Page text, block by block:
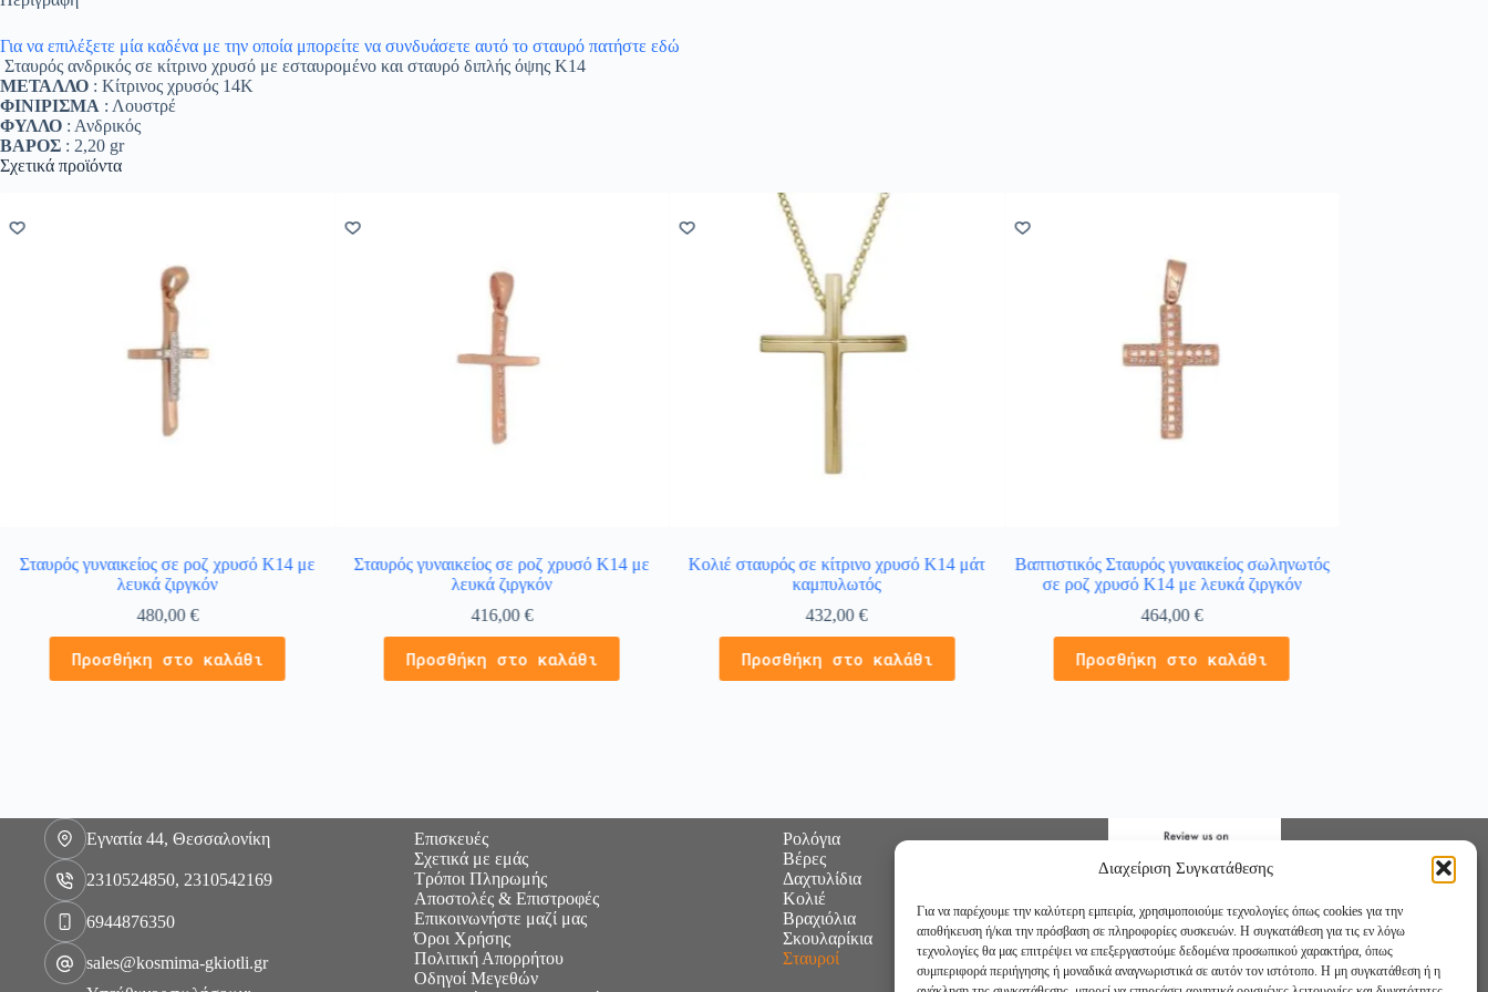
Διαχείριση Συγκατάθεσης
Για να παρέχουμε την καλύτερη εμπειρία, χρησιμοποιούμε τεχνολογίες όπως cookies για την
αποθήκευση ή/και την πρόσβαση σε πληροφορίες συσκευών. Η συγκατάθεση για τις εν λόγω
τεχνολογίες θα μας επιτρέψει να επεξεργαστούμε δεδομένα προσωπικού χαρακτήρα, όπως
συμπεριφορά περιήγησης ή μοναδικά αναγνωριστικά σε αυτόν τον ιστότοπο. Η μη συγκατάθεση ή η
Για να επιλέξετε μία καδένα με την οποία μπορείτε να συνδυάσετε αυτό το σταυρό πατήστε εδώ
Σταυρός ανδρικός σε κίτρινο χρυσό με εσταυρομένο και σταυρό διπλής όψης Κ14
ΜΕΤΑΛΛΟ : Κίτρινος χρυσός 14K
ΦΙΝΙΡΙΣΜΑ : Λουστρέ
ΦΥΛΛΟ : Ανδρικός
ΒΑΡΟΣ : 2,20 gr
Σχετικά προϊόντα
Σταυρός γυναικείος σε ροζ χρυσό Κ14 με
λευκά ζιργκόν
480,00€
Προσθήκη στο καλάθι
Σταυρός γυναικείος σε ροζ χρυσό Κ14 με
λευκά ζιργκόν
416,00€
Προσθήκη στο καλάθι
Κολιέ σταυρός σε κίτρινο χρυσό Κ14 μάτ
καμπυλωτός
432,00€
Προσθήκη στο καλάθι
Βαπτιστικός Σταυρός γυναικείος σωληνωτός
σε ροζ χρυσό K14 με λευκά ζιργκόν
464,00€
Προσθήκη στο καλάθι
Εγνατία 44, Θεσσαλονίκη
2310524850, 2310542169
6944876350
sales@kosmima-gkiotli.gr
Επισκευές
Σχετικά με εμάς
Τρόποι Πληρωμής
Αποστολές & Επιστροφές
Επικοινωνήστε μαζί μας
Όροι Χρήσης
Πολιτική Απορρήτου
Οδηγοί Μεγεθών
Ρολόγια
Βέρες
Δαχτυλίδια
Κολιέ
Βραχιόλια
Σκουλαρίκια
Σταυροί